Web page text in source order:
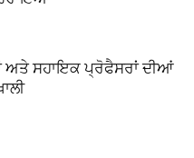
ਅਤੇ ਸਹਾਇਕ ਪ੍ਰੋਫੈਸਰਾਂ ਦੀਆਂ